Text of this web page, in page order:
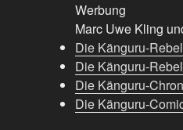
Werbung
Marc Uwe Kling
Die Känguru-
Die Känguru-
Die Känguru-
Die Känguru-